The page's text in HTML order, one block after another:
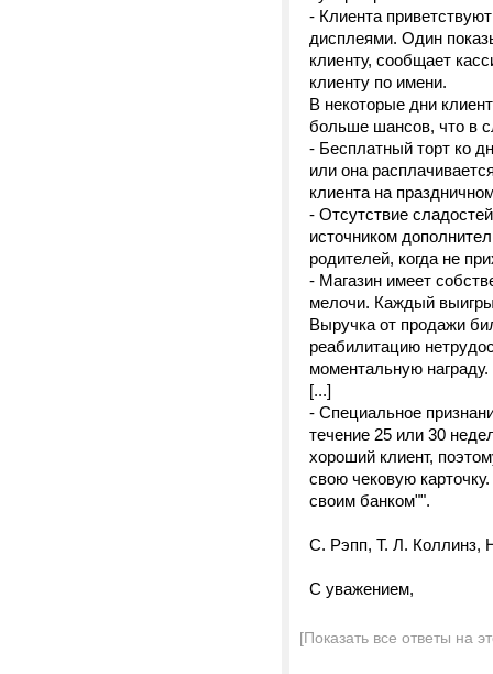
- Клиента
дисплеями. Один
клиенту, сообщает
клиенту по имени.
В некоторые дни
больше шансов, что в
- Бесплатный торт ко
или она
клиента на
- Отсутствие
источником
родителей, когда не
- Магазин имеет
мелочи. Каждый
Выручка от продажи
реабилитацию
моментальную награду.
[...]
- Специальное
течение 25 или 30
хороший клиент,
свою чековую
своим банком"".
С. Рэпп, Т. Л. Коллинз,
С уважением,
[Показать все ответы на